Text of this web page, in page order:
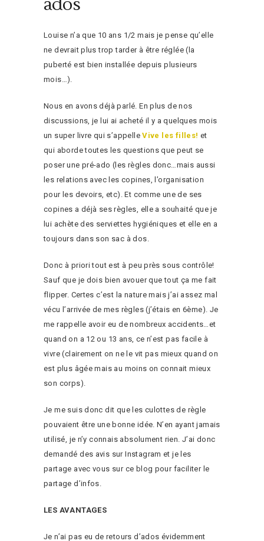
Louise n’a que 10 ans 1/2 mais je pense qu’elle
ne devrait plus trop tarder à être réglée (la
puberté est bien installée depuis plusieurs
mois…).
Nous en avons déjà parlé. En plus de nos
discussions, je lui ai acheté il y a quelques mois
un super livre qui s’appelleVive les filles! et
qui aborde toutes les questions que peut se
poser une pré-ado (les règles donc…mais aussi
les relations avec les copines, l’organisation
pour les devoirs, etc). Et comme une de ses
copines a déjà ses règles, elle a souhaité que je
lui achète des serviettes hygiéniques et elle en a
toujours dans son sac à dos.
Donc à priori tout est à peu près sous contrôle!
Sauf que je dois bien avouer que tout ça me fait
flipper. Certes c’est la nature mais j’ai assez mal
vécu l’arrivée de mes règles (j’étais en 6ème). Je
me rappelle avoir eu de nombreux accidents…et
quand on a 12 ou 13 ans, ce n’est pas facile à
vivre (clairement on ne le vit pas mieux quand on
est plus âgée mais au moins on connait mieux
son corps).
Je me suis donc dit que les culottes de règle
pouvaient être une bonne idée. N’en ayant jamais
utilisé, je n’y connais absolument rien. J’ai donc
demandé des avis sur Instagram et je les
partage avec vous sur ce blog pour faciliter le
partage d’infos.
LES AVANTAGES
Je n’ai pas eu de retours d’ados évidemment